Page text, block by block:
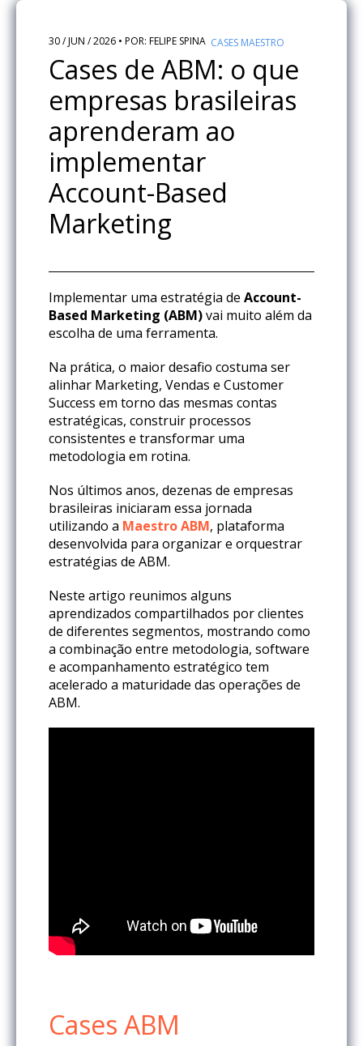
30 / JUN / 2026 • POR: FELIPE SPINA CASES MAESTRO
Cases de ABM: o que
empresas brasileiras
aprenderam ao
implementar
Account-Based
Marketing
Implementar uma estratégia de Account-
Based Marketing (ABM)vai muito além da
escolha de uma ferramenta.
Na prática, o maior desafio costuma ser
alinhar Marketing, Vendas e Customer
Success em torno das mesmas contas
estratégicas, construir processos
consistentes e transformar uma
metodologia em rotina.
Nos últimos anos, dezenas de empresas
brasileiras iniciaram essa jornada
utilizando a Maestro ABM, plataforma
desenvolvida para organizar e orquestrar
estratégias de ABM.
Neste artigo reunimos alguns
aprendizados compartilhados por clientes
de diferentes segmentos, mostrando como
a combinação entre metodologia, software
e acompanhamento estratégico tem
acelerado a maturidade das operações de
ABM.
Cases ABM